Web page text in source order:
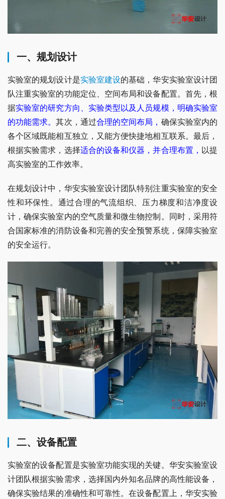
一、规划设计
实验室的规划设计是实验室建设的基础，华安实验室设计团
队注重实验室的功能定位、空间布局和设备配置。首先，根
据实验室的研究方向、实验类型以及人员规模，明确实验室
的功能需求。其次，通过合理的空间布局， 确保实验室内的
各个区域既能相互独立，又能方便快捷地相互联系。最后，
根据实验需求，选择适合的设备和仪器，并合理布置， 以提
高实验室的工作效率。
在规划设计中，华安实验室设计团队特别注重实验室的安全
性和环保性。通过合理的气流组织、压力梯度和洁净度设
计，确保实验室内的空气质量和微生物控制。同时，采用符
合国家标准的消防设备和完善的安全预警系统，保障实验室
的安全运行。
二、设备配置
实验室的设备配置是实验室功能实现的关键。华安实验室设
计团队根据实验需求，选择国内外知名品牌的高性能设备，
确保实验结果的准确性和可靠性。在设备配置上，华安实验